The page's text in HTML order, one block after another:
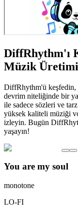
DiffRhythm'ı
Müzik
DiffRhythm'ü keşfedin,
devrim niteliğinde bir
ile sadece sözleri ve
yüksek kaliteli müziği
izleyin. Bugün
yaşayın!
You are my soul
monotone
LO-FI